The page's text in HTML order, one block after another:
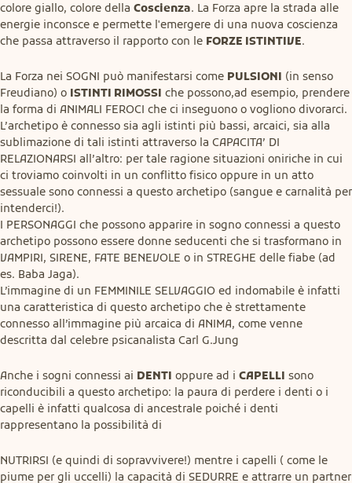
colore giallo, colore della Coscienza. La Forza apre la strada alle
energie inconsce e permette l'emergere di una nuova coscienza
che passa attraverso il rapporto con le FORZE ISTINTIVE.
La Forza nei SOGNI può manifestarsi come PULSIONI (in senso
Freudiano) o ISTINTI RIMOSSI che possono,ad esempio, prendere
la forma di ANIMALI FEROCI che ci inseguono o vogliono divorarci.
L’archetipo è connesso sia agli istinti più bassi, arcaici, sia alla
sublimazione di tali istinti attraverso la CAPACITA’ DI
RELAZIONARSI all’altro: per tale ragione situazioni oniriche in cui
ci troviamo coinvolti in un conflitto fisico oppure in un atto
sessuale sono connessi a questo archetipo (sangue e carnalità per
intenderci!).
I PERSONAGGI che possono apparire in sogno connessi a questo
archetipo possono essere donne seducenti che si trasformano in
VAMPIRI, SIRENE, FATE BENEVOLE o in STREGHE delle fiabe (ad
es. Baba Jaga).
L’immagine di un FEMMINILE SELVAGGIO ed indomabile è infatti
una caratteristica di questo archetipo che è strettamente
connesso all’immagine più arcaica di ANIMA, come venne
descritta dal celebre psicanalista Carl G.Jung
Anche i sogni connessi ai DENTI oppure ad i CAPELLI sono
riconducibili a questo archetipo: la paura di perdere i denti o i
capelli è infatti qualcosa di ancestrale poiché i denti
rappresentano la possibilità di
NUTRIRSI (e quindi di sopravvivere!) mentre i capelli ( come le
piume per gli uccelli) la capacità di SEDURRE e attrarre un partner